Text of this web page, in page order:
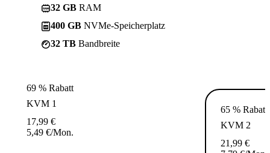
32 GB RAM
400 GB NVMe-Speicherplatz
32 TB Bandbreite
69 % Rabatt
KVM 1
17,99 €
5,49 €/Mon.
65 % Rabatt
KVM 2
21,99 €